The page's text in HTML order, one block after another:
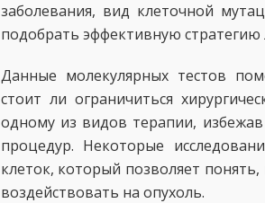
заболевания, вид клеточной
подобрать эффективную стратегию
Данные молекулярных тестов
стоит ли ограничиться
одному из видов терапии,
процедур. Некоторые
клеток, который позволяет
воздействовать на опухоль.